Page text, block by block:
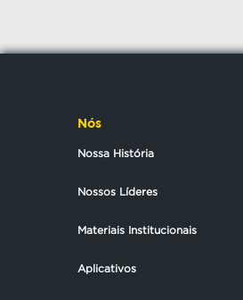
Nós
Nossa História
Nossos Líderes
Materiais Institucionais
Aplicativos